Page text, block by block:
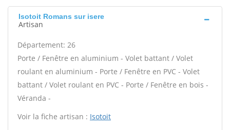
Isotoit Romans sur isere
Artisan
Département: 26
Porte / Fenêtre en aluminium - Volet battant / Volet
roulant en aluminium - Porte / Fenêtre en PVC - Volet
battant / Volet roulant en PVC - Porte / Fenêtre en bois -
Véranda -
Voir la fiche artisan : Isotoit